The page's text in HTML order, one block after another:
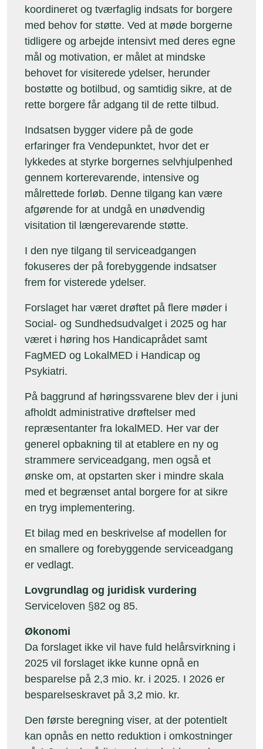
koordineret og tværfaglig indsats for borgere
med behov for støtte. Ved at møde borgerne
tidligere og arbejde intensivt med deres egne
mål og motivation, er målet at mindske
behovet for visiterede ydelser, herunder
bostøtte og botilbud, og samtidig sikre, at de
rette borgere får adgang til de rette tilbud.
Indsatsen bygger videre på de gode
erfaringer fra Vendepunktet, hvor det er
lykkedes at styrke borgernes selvhjulpenhed
gennem korterevarende, intensive og
målrettede forløb. Denne tilgang kan være
afgørende for at undgå en unødvendig
visitation til længerevarende støtte.
I den nye tilgang til serviceadgangen
fokuseres der på forebyggende indsatser
frem for visterede ydelser.
Forslaget har været drøftet på flere møder i
Social- og Sundhedsudvalget i 2025 og har
været i høring hos Handicaprådet samt
FagMED og LokalMED i Handicap og
Psykiatri.
På baggrund af høringssvarene blev der i juni
afholdt administrative drøftelser med
repræsentanter fra lokalMED. Her var der
generel opbakning til at etablere en ny og
strammere serviceadgang, men også et
ønske om, at opstarten sker i mindre skala
med et begrænset antal borgere for at sikre
en tryg implementering.
Et bilag med en beskrivelse af modellen for
en smallere og forebyggende serviceadgang
er vedlagt.
Lovgrundlag og juridisk vurdering
Serviceloven §82 og 85.
Økonomi
Da forslaget ikke vil have fuld helårsvirkning i
2025 vil forslaget ikke kunne opnå en
besparelse på 2,3 mio. kr. i 2025. I 2026 er
besparelseskravet på 3,2 mio. kr.
Den første beregning viser, at der potentielt
kan opnås en netto reduktion i omkostninger